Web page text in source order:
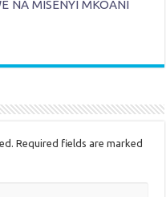
NA MISENYI MKOANI
Required fields are marked